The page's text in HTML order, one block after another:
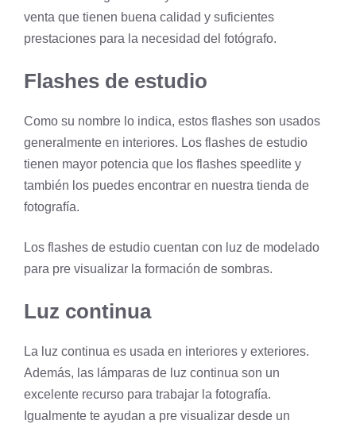
venta que tienen buena calidad y suficientes
prestaciones para la necesidad del fotógrafo.
Flashes de estudio
Como su nombre lo indica, estos flashes son usados
generalmente en interiores. Los flashes de estudio
tienen mayor potencia que los flashes speedlite y
también los puedes encontrar en nuestra tienda de
fotografía.
Los flashes de estudio cuentan con luz de modelado
para pre visualizar la formación de sombras.
Luz continua
La luz continua es usada en interiores y exteriores.
Además, las lámparas de luz continua son un
excelente recurso para trabajar la fotografía.
Igualmente te ayudan a pre visualizar desde un